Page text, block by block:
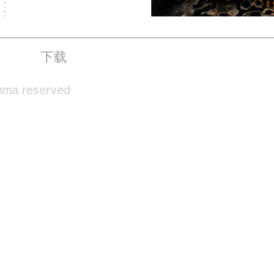
下载
reserved